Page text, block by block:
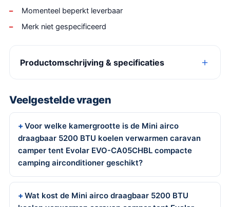
Momenteel beperkt leverbaar
Merk niet gespecificeerd
Productomschrijving & specificaties
Veelgestelde vragen
Voor welke kamergrootte is de Mini airco
draagbaar 5200 BTU koelen verwarmen caravan
camper tent Evolar EVO-CA05CHBL compacte
camping airconditioner geschikt?
Wat kost de Mini airco draagbaar 5200 BTU